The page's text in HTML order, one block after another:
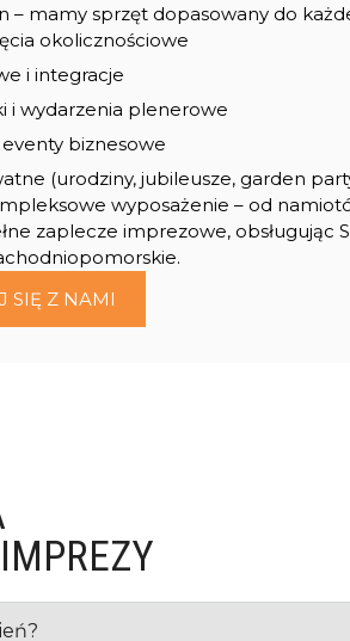
– mamy sprzęt dopasowany do
okolicznościowe
i integracje
i wydarzenia plenerowe
biznesowe
(urodziny, jubileusze, garden
wyposażenie – od
zaplecze imprezowe, obsługując
SIĘ Z NAMI